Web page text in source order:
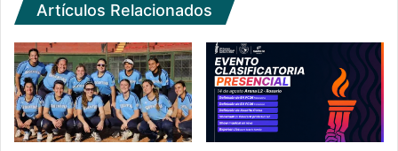
Artículos Relacionados